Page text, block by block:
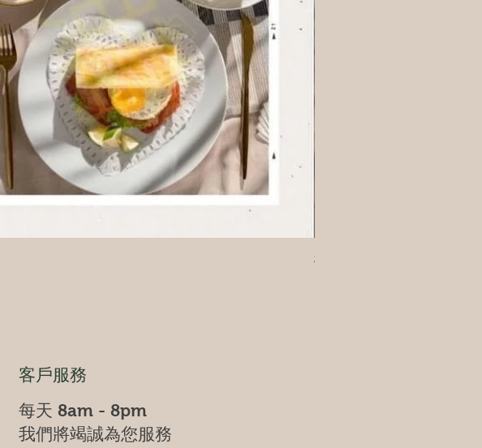
樹葡萄
客戶服務
每天 8am - 8pm
我們將竭誠為您服務